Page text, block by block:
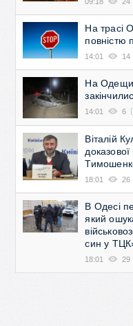
На трасі
повністю
14:01 14
На
14:01 6
Віталій
18:01 26
В Одесі
який
син у
18:01 29